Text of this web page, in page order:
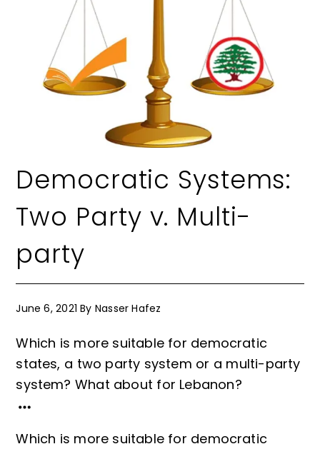
Democratic Systems:
Two Party v. Multi-
party
June 6, 2021 ByNasser Hafez
Which is more suitable for democratic
states, a two party system or a multi-party
system? What about for Lebanon?
Which is more suitable for democratic